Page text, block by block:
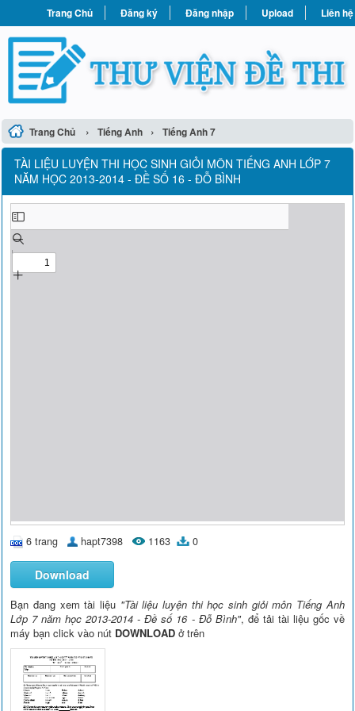
Trang Chủ Đăng ký Đăng nhập Upload Liên hệ
Trang Chủ › Tiếng Anh › Tiếng Anh 7
TÀI LIỆU LUYỆN THI HỌC SINH GIỎI MÔN TIẾNG ANH LỚP 7
NĂM HỌC 2013-2014 - ĐỀ SỐ 16 - ĐỖ BÌNH
6 trang hapt7398 1163 0
Download
Bạn đang xem tài liệu "Tài liệu luyện thi học sinh giỏi môn Tiếng Anh
Lớp 7 năm học 2013-2014 - Đề số 16 - Đỗ Bình", để tải tài liệu gốc về
máy bạn click vào nút DOWNLOAD ở trên